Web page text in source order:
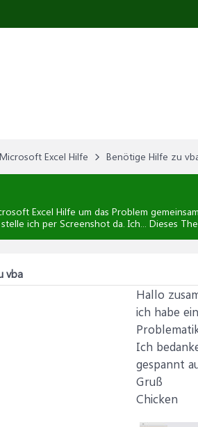
Microsoft Excel Hilfe Benötige Hilfe zu
Excel Hilfe um das Problem
ich per Screenshot da. Ich... Dieses
vba
Hallo
ich habe
Ich
gespannt
Gruß
Chicken